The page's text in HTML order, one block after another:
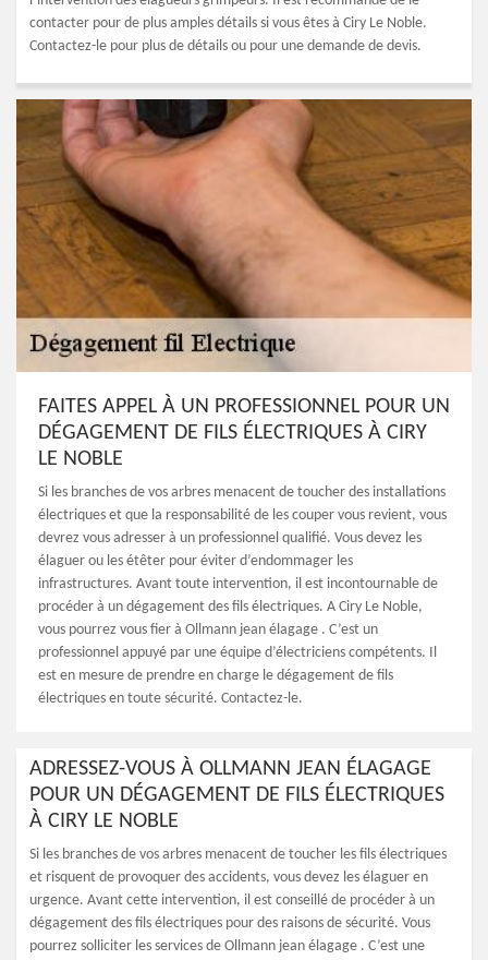
contacter pour de plus amples détails si vous êtes à Ciry Le Noble.
Contactez-le pour plus de détails ou pour une demande de devis.
FAITES APPEL À UN PROFESSIONNEL POUR UN
DÉGAGEMENT DE FILS ÉLECTRIQUES À CIRY
LE NOBLE
Si les branches de vos arbres menacent de toucher des installations
électriques et que la responsabilité de les couper vous revient, vous
devrez vous adresser à un professionnel qualifié. Vous devez les
élaguer ou les étêter pour éviter d’endommager les
infrastructures. Avant toute intervention, il est incontournable de
procéder à un dégagement des fils électriques. A Ciry Le Noble,
vous pourrez vous fier à Ollmann jean élagage . C’est un
professionnel appuyé par une équipe d’électriciens compétents. Il
est en mesure de prendre en charge le dégagement de fils
électriques en toute sécurité. Contactez-le.
ADRESSEZ-VOUS À OLLMANN JEAN ÉLAGAGE
POUR UN DÉGAGEMENT DE FILS ÉLECTRIQUES
À CIRY LE NOBLE
Si les branches de vos arbres menacent de toucher les fils électriques
et risquent de provoquer des accidents, vous devez les élaguer en
urgence. Avant cette intervention, il est conseillé de procéder à un
dégagement des fils électriques pour des raisons de sécurité. Vous
pourrez solliciter les services de Ollmann jean élagage . C’est une